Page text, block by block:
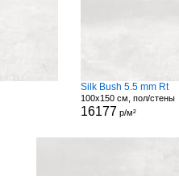
Silk Bush 5.5 mm Rt
100x150 см, пол/стены
16177 р/м²